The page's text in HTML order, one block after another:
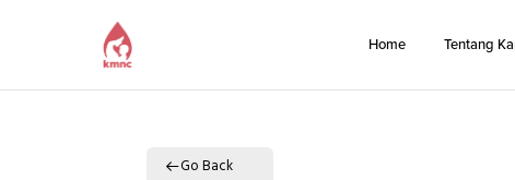
Home Tentang
Go Back